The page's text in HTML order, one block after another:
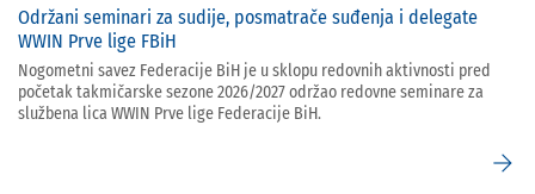
Održani seminari za sudije, posmatrače suđenja i delegate
WWIN Prve lige FBiH
Nogometni savez Federacije BiH je u sklopu redovnih aktivnosti pred
početak takmičarske sezone 2026/2027 održao redovne seminare za
službena lica WWIN Prve lige Federacije BiH.
arrow_forward